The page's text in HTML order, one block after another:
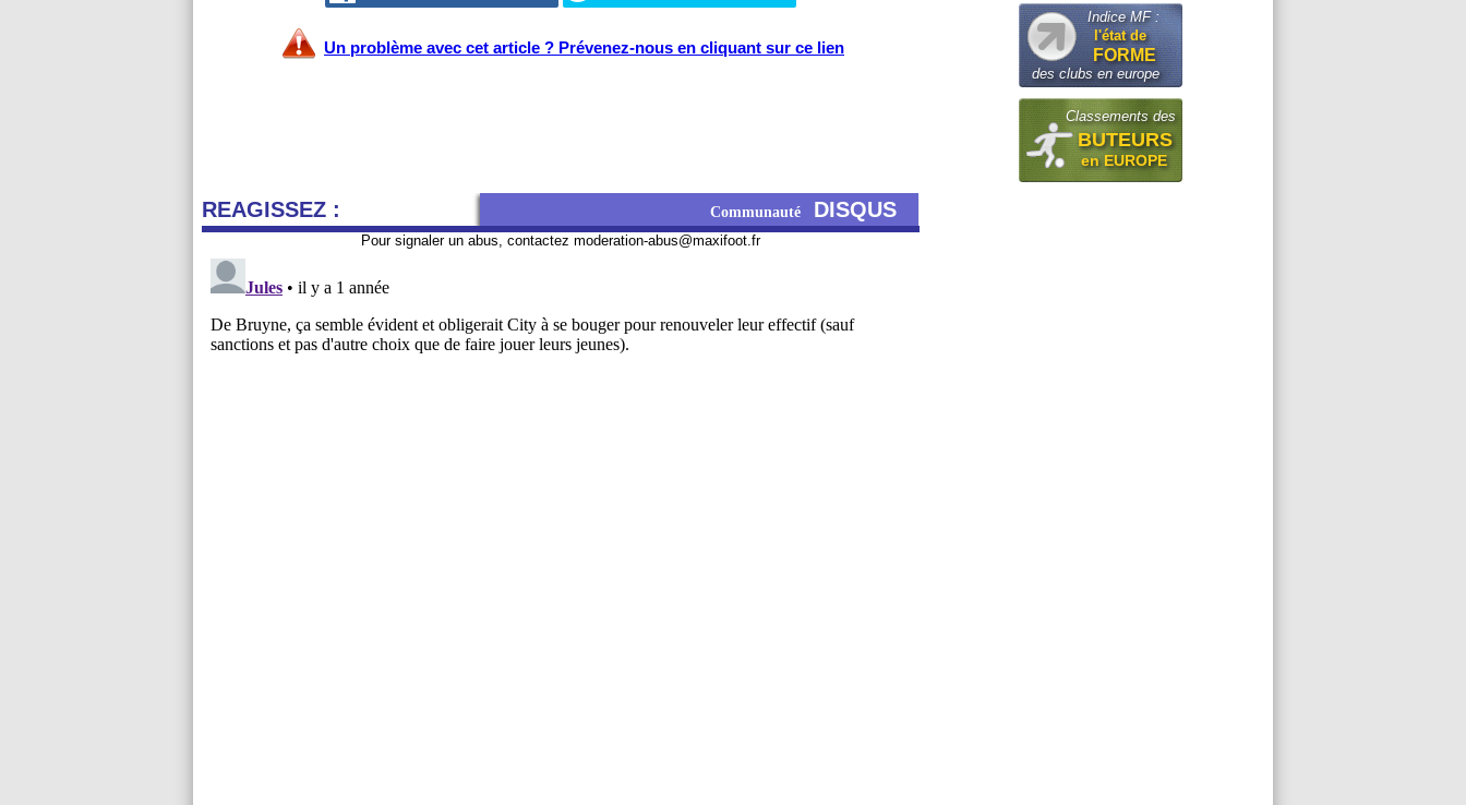
Un problème avec cet article ? Prévenez-nous en cliquant sur ce lien
REAGISSEZ : Communauté DISQUS
Pour signaler un abus, contactez moderation-abus@maxifoot.fr
Indice MF :
l'état de
FORME
des clubs en europe
Classements des
BUTEURS
en EUROPE